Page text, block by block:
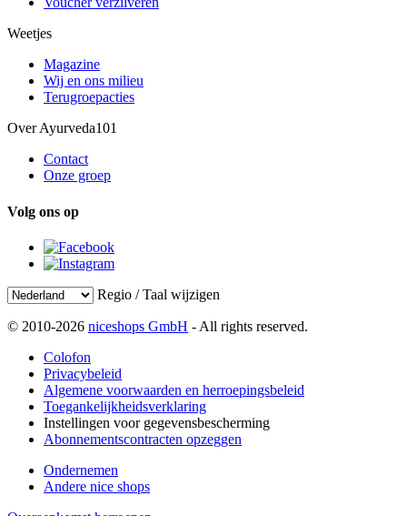
Weetjes
Magazine
Wij en ons milieu
Terugroepacties
Over Ayurveda101
Contact
Onze groep
Volg ons op
Regio / Taal wijzigen
© 2010-2026 niceshops GmbH - All rights reserved.
Colofon
Privacybeleid
Algemene voorwaarden en herroepingsbeleid
Toegankelijkheidsverklaring
Instellingen voor gegevensbescherming
Abonnementscontracten opzeggen
Ondernemen
Andere nice shops